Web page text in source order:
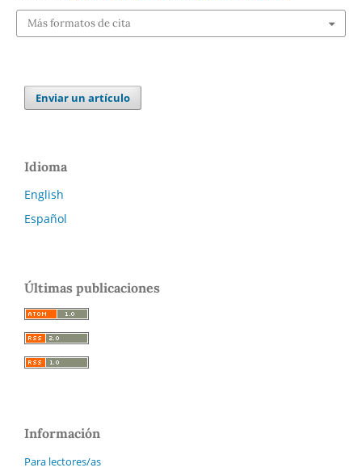
Más formatos de cita
Enviar un artículo
Idioma
English
Español
Últimas publicaciones
Información
Para lectores/as